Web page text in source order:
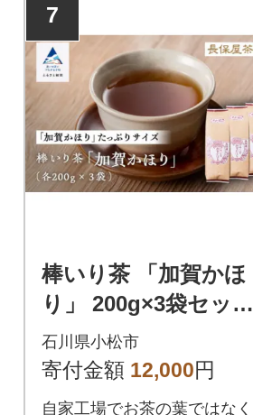
7
棒いり茶 「加賀かほ
り」 200g×3袋セット
加賀ほうじ茶 ほうじ
茶 番茶
石川県小松市
寄付金額 12,000円
自家工場でお茶の葉ではなく